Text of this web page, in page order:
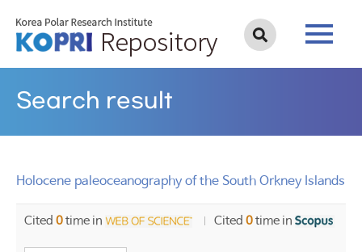
Search result
Holocene paleoceanography of the South Orkney Islands
Cited 0time in Cited 0time in